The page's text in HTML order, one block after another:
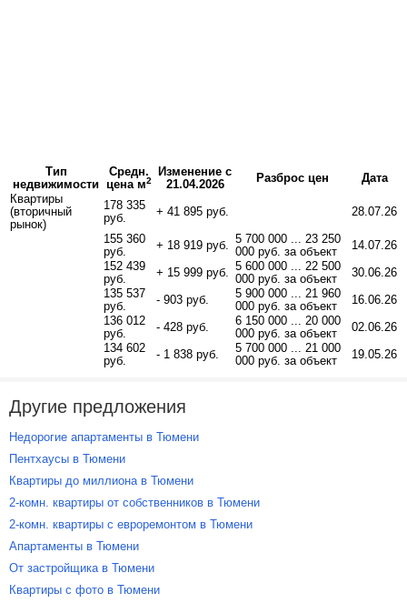
Тип
недвижимости
Средн.
цена м2
Изменение с
21.04.2026
Разброс цен
Дата
Квартиры
(вторичный
рынок)
178 335
руб.
+ 41 895 руб.
28.07.26
155 360
руб.
+ 18 919 руб.
5 700 000 ... 23 250
000 руб. за объект
14.07.26
152 439
руб.
+ 15 999 руб.
5 600 000 ... 22 500
000 руб. за объект
30.06.26
135 537
руб.
- 903 руб.
5 900 000 ... 21 960
000 руб. за объект
16.06.26
136 012
руб.
- 428 руб.
6 150 000 ... 20 000
000 руб. за объект
02.06.26
134 602
руб.
- 1 838 руб.
5 700 000 ... 21 000
000 руб. за объект
19.05.26
Другие предложения
Недорогие апартаменты в Тюмени
Пентхаусы в Тюмени
Квартиры до миллиона в Тюмени
2-комн. квартиры от собственников в Тюмени
2-комн. квартиры с евроремонтом в Тюмени
Апартаменты в Тюмени
От застройщика в Тюмени
Квартиры с фото в Тюмени